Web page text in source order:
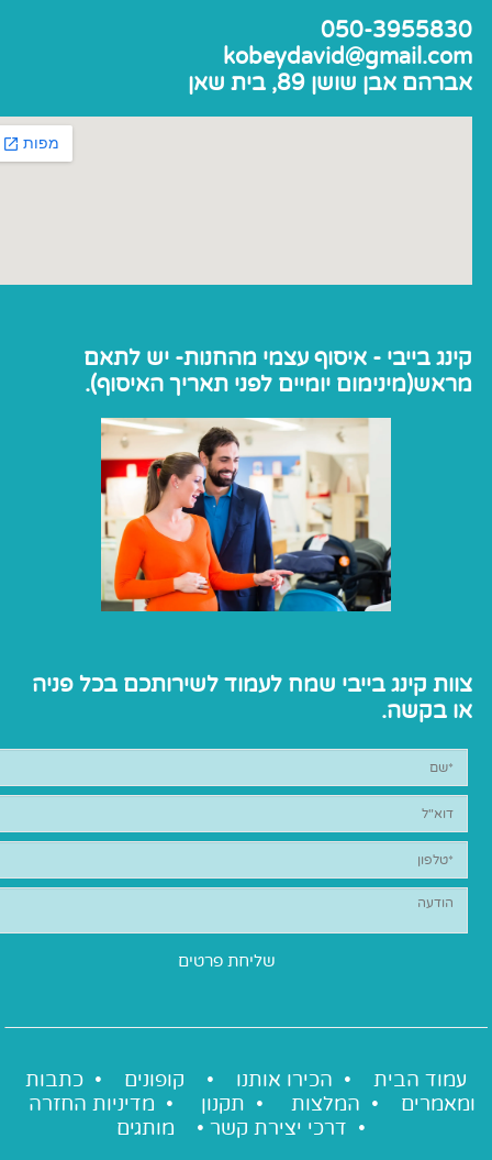
050-3955830
kobeydavid@gmail.com
אברהם אבן שושן 89, בית שאן
קינג בייבי - איסוף עצמי מהחנות- יש לתאם
מראש(מינימום יומיים לפני תאריך האיסוף).
צוות קינג בייבי שמח לעמוד לשירותכם בכל פניה
או בקשה.
עמוד הבית • הכירו אותנו • קופונים • כתבות
ומאמרים • המלצות • תקנון • מדיניות החזרה
• דרכי יצירת קשר • מותגים